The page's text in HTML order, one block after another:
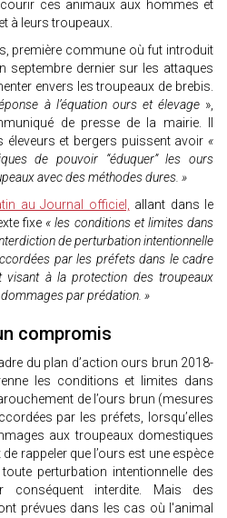
ces animaux aux hommes et
à leurs troupeaux.
première commune où fut introduit
septembre dernier sur les attaques
envers les troupeaux de brebis.
à l’équation ours et élevage »,
de presse de la mairie. Il
éleveurs et bergers puissent avoir «
de pouvoir “éduquer” les ours
avec des méthodes dures. »
au Journal officiel, allant dans le
fixe « les conditions et limites dans
de perturbation intentionnelle
par les préfets dans le cadre
visant à la protection des troupeaux
par prédation. »
compromis
du plan d’action ours brun 2018-
les conditions et limites dans
de l’ours brun (mesures
par les préfets, lorsqu’elles
aux troupeaux domestiques
rappeler que l’ours est une espèce
perturbation intentionnelle des
conséquent interdite. Mais des
prévues dans les cas où l'animal